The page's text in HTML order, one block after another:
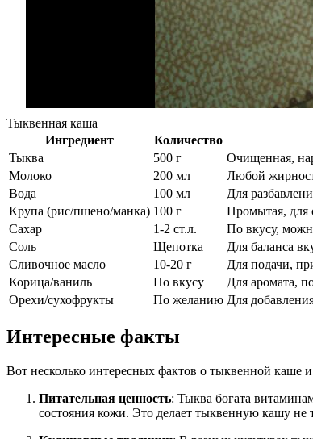
Тыквенная каша
Ингредиент
Количество
Тыква
500 г
Очищенная,
Молоко
200 мл
Любой
Вода
100 мл
Для
Крупа (рис/пшено/манка) 100 г
Промытая, для
Сахар
1-2 ст.л.
По вкусу,
Соль
Щепотка
Для баланса
Сливочное масло
10-20 г
Для подачи,
Корица/ваниль
По вкусу
Для аромата,
Орехи/сухофрукты
По желанию Для
Интересные факты
Вот несколько интересных фактов о тыквенной каше
Питательная ценность: Тыква богата
состояния кожи. Это делает тыквенную кашу